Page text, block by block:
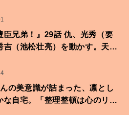
臣兄弟！』29話 仇、光秀（要
吉（池松壮亮）を動かす。天下
んの美意識が詰まった、凛とし
な自宅。「整理整頓は心のリズ